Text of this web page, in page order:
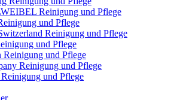
Reinigung und Pflege
und Pflege
Reinigung und Pflege
und Pflege
Reinigung und Pflege
Reinigung und Pflege
und Pflege